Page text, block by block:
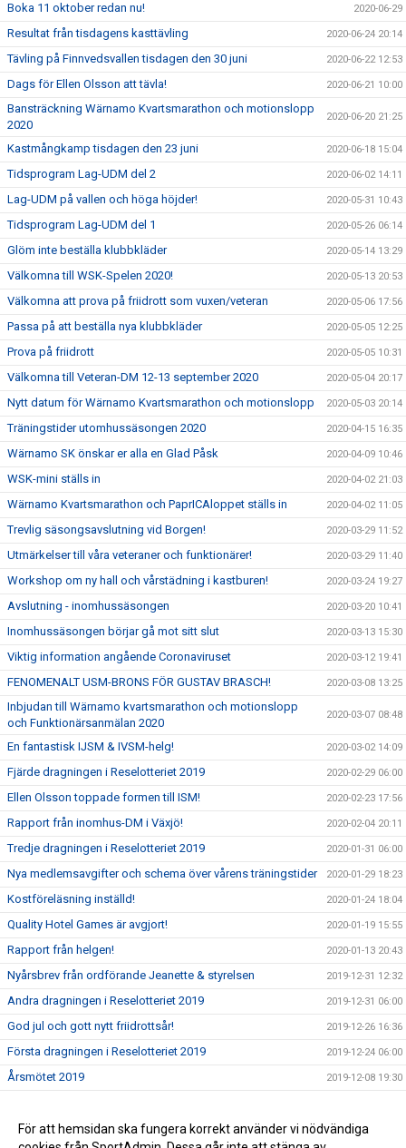
Boka 11 oktober redan nu! 2020-06-29
Resultat från tisdagens kasttävling 2020-06-24 20:14
Tävling på Finnvedsvallen tisdagen den 30 juni 2020-06-22 12:53
Dags för Ellen Olsson att tävla! 2020-06-21 10:00
Bansträckning Wärnamo Kvartsmarathon och motionslopp
2020
2020-06-20 21:25
Kastmångkamp tisdagen den 23 juni 2020-06-18 15:04
Tidsprogram Lag-UDM del 2 2020-06-02 14:11
Lag-UDM på vallen och höga höjder! 2020-05-31 10:43
Tidsprogram Lag-UDM del 1 2020-05-26 06:14
Glöm inte beställa klubbkläder 2020-05-14 13:29
Välkomna till WSK-Spelen 2020! 2020-05-13 20:53
Välkomna att prova på friidrott som vuxen/veteran 2020-05-06 17:56
Passa på att beställa nya klubbkläder 2020-05-05 12:25
Prova på friidrott 2020-05-05 10:31
Välkomna till Veteran-DM 12-13 september 2020 2020-05-04 20:17
Nytt datum för Wärnamo Kvartsmarathon och motionslopp 2020-05-03 20:14
Träningstider utomhussäsongen 2020 2020-04-15 16:35
Wärnamo SK önskar er alla en Glad Påsk 2020-04-09 10:46
WSK-mini ställs in 2020-04-02 21:03
Wärnamo Kvartsmarathon och PaprICAloppet ställs in 2020-04-02 11:05
Trevlig säsongsavslutning vid Borgen! 2020-03-29 11:52
Utmärkelser till våra veteraner och funktionärer! 2020-03-29 11:40
Workshop om ny hall och vårstädning i kastburen! 2020-03-24 19:27
Avslutning - inomhussäsongen 2020-03-20 10:41
Inomhussäsongen börjar gå mot sitt slut 2020-03-13 15:30
Viktig information angående Coronaviruset 2020-03-12 19:41
FENOMENALT USM-BRONS FÖR GUSTAV BRASCH! 2020-03-08 13:25
Inbjudan till Wärnamo kvartsmarathon och motionslopp
och Funktionärsanmälan 2020
2020-03-07 08:48
En fantastisk IJSM & IVSM-helg! 2020-03-02 14:09
Fjärde dragningen i Reselotteriet 2019 2020-02-29 06:00
Ellen Olsson toppade formen till ISM! 2020-02-23 17:56
Rapport från inomhus-DM i Växjö! 2020-02-04 20:11
Tredje dragningen i Reselotteriet 2019 2020-01-31 06:00
Nya medlemsavgifter och schema över vårens träningstider 2020-01-29 18:23
Kostföreläsning inställd! 2020-01-24 18:04
Quality Hotel Games är avgjort! 2020-01-19 15:55
Rapport från helgen! 2020-01-13 20:43
Nyårsbrev från ordförande Jeanette & styrelsen 2019-12-31 12:32
Andra dragningen i Reselotteriet 2019 2019-12-31 06:00
God jul och gott nytt friidrottsår! 2019-12-26 16:36
Första dragningen i Reselotteriet 2019 2019-12-24 06:00
Årsmötet 2019 2019-12-08 19:30
Välkommen på årsmöte 2019 2019-11-11 18:26
För att hemsidan ska fungera korrekt använder vi nödvändiga